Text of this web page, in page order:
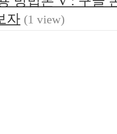
자 (1 view)